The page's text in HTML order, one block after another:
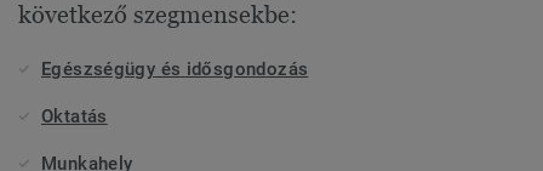
következő szegmensekbe:
Egészségügy és idősgondozás
Oktatás
Munkahely